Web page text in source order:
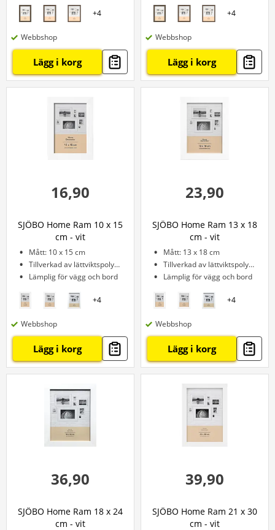
+4
Webbshop
Lägg i korg
+4
Webbshop
Lägg i korg
16,90
SJÖBO Home Ram 10 x 15
cm - vit
Mått: 10 x 15 cm
Tillverkad av lättviktspolystyren
Lämplig för vägg och bord
+4
Webbshop
Lägg i korg
23,90
SJÖBO Home Ram 13 x 18
cm - vit
Mått: 13 x 18 cm
Tillverkad av lättviktspolystyren
Lämplig för vägg och bord
+4
Webbshop
Lägg i korg
36,90
SJÖBO Home Ram 18 x 24
cm - vit
39,90
SJÖBO Home Ram 21 x 30
cm - vit